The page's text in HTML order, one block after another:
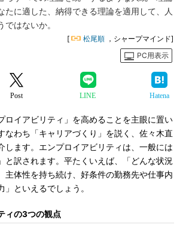
たに適した、納得できる理論を適用して、人
はないか。
[ 松尾順 ，シャープマインド]
PC用表示
Post LINE Hatena
イアビリティ」を高めることを主眼に置い
なわち「キャリアづくり」を説く、佐々木直
します。エンプロイアビリティは、一般には
と訳されます。平たくいえば、「どんな状況
主体性を持ち続け、好条件の勤務先や仕事内
といえるでしょう。
ィの3つの観点